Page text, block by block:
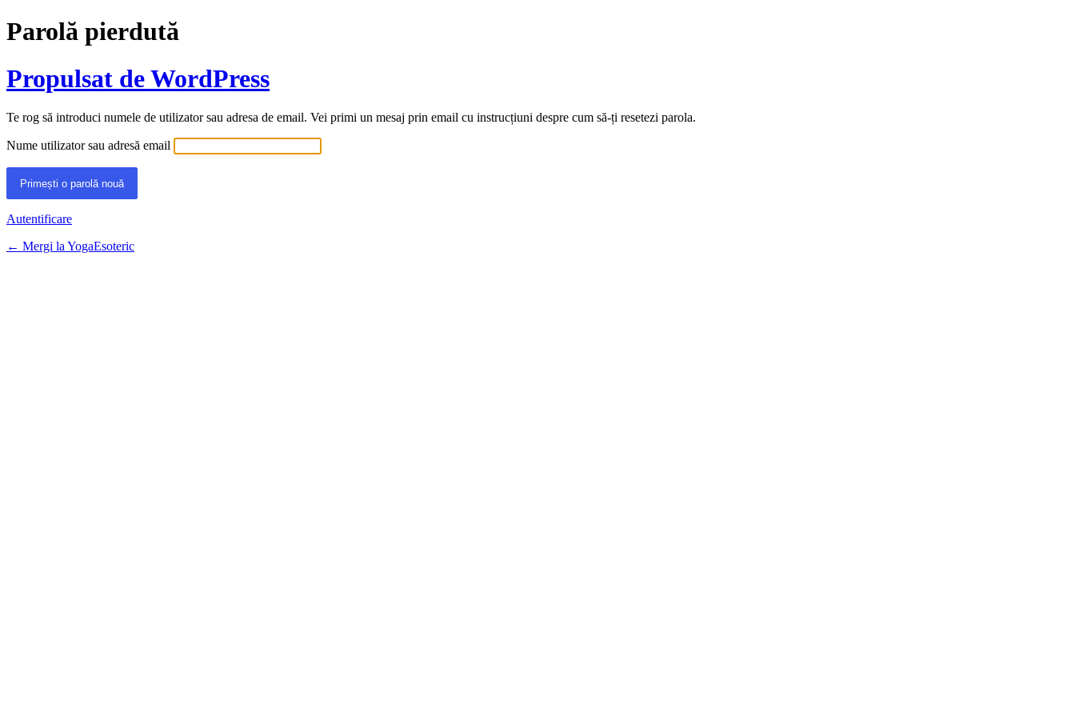
Parolă pierdută
Propulsat de WordPress
Te rog să introduci numele de utilizator sau adresa de email. Vei primi un mesaj prin email cu instrucțiuni despre cum să-ți resetezi parola.
Nume utilizator sau adresă email
Autentificare
← Mergi la YogaEsoteric